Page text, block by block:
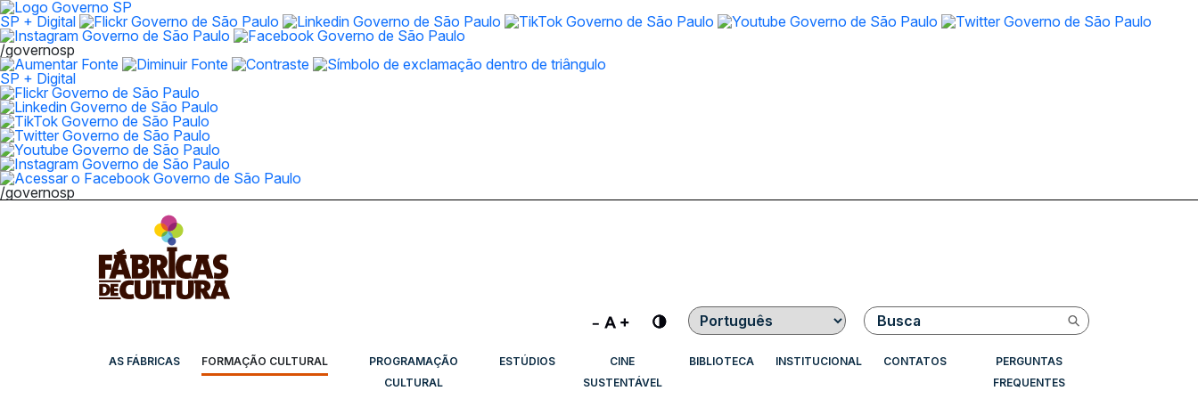
SP + Digital
/governosp
SP + Digital
/governosp
Contraste Buscar
AS FÁBRICAS FORMAÇÃO CULTURAL
PROGRAMAÇÃO
CULTURAL
ESTÚDIOS
CINE
SUSTENTÁVEL
BIBLIOTECA INSTITUCIONAL CONTATOS
PERGUNTAS
FREQUENTES